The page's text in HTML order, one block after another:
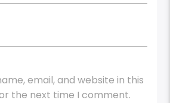
email, and website in this
the next time I comment.